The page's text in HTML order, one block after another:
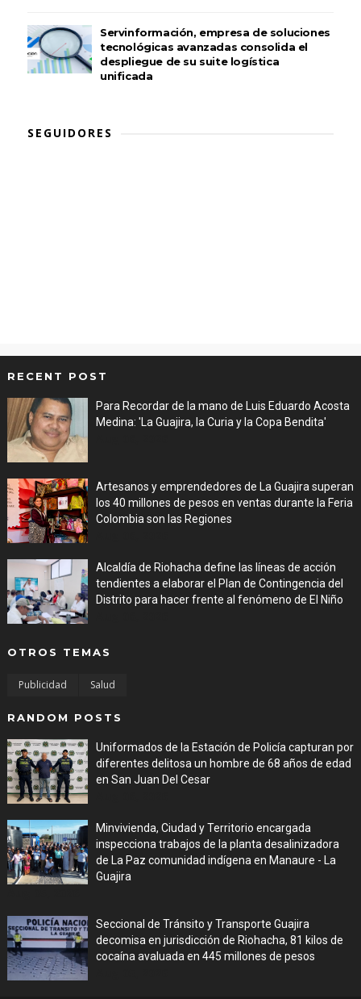
Servinformación, empresa de soluciones
tecnológicas avanzadas consolida el
despliegue de su suite logística
unificada
SEGUIDORES
RECENT POST
Para Recordar de la mano de Luis Eduardo Acosta
Medina: 'La Guajira, la Curia y la Copa Bendita'
Artesanos y emprendedores de La Guajira superan
los 40 millones de pesos en ventas durante la Feria
Colombia son las Regiones
Alcaldía de Riohacha define las líneas de acción
tendientes a elaborar el Plan de Contingencia del
Distrito para hacer frente al fenómeno de El Niño
OTROS TEMAS
Publicidad Salud
RANDOM POSTS
Uniformados de la Estación de Policía capturan por
diferentes delitosa un hombre de 68 años de edad
en San Juan Del Cesar
Minvivienda, Ciudad y Territorio encargada
inspecciona trabajos de la planta desalinizadora
de La Paz comunidad indígena en Manaure - La
Guajira
Seccional de Tránsito y Transporte Guajira
decomisa en jurisdicción de Riohacha, 81 kilos de
cocaína avaluada en 445 millones de pesos